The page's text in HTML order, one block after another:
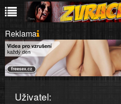
Reklama
Uživatel: